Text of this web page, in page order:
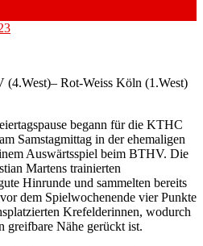
(4.West)– Rot-Weiss Köln (1.West)
begann für die KTHC
Samstagmittag in der ehemaligen
Auswärtsspiel beim BTHV. Die
Martens trainierten
Hinrunde und sammelten bereits
dem Spielwochenende vier Punkte
Krefelderinnen, wodurch
greifbare Nähe gerückt ist.